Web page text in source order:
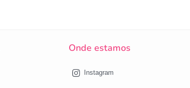
Onde estamos
Instagram